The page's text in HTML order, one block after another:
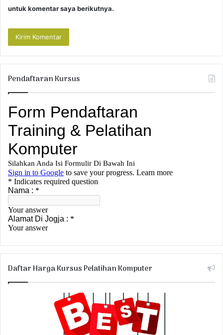
untuk komentar saya berikutnya.
Pendaftaran Kursus
Daftar Harga Kursus Pelatihan Komputer